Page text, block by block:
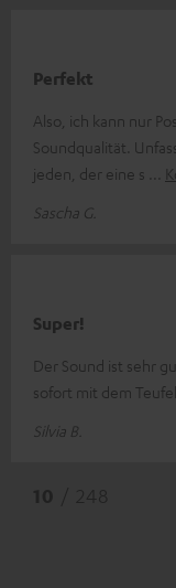
Perfekt
Also, ich kann nur
Soundqualität.
jeden, der eine s
Sascha G.
Super!
Der Sound ist sehr
sofort mit dem
Silvia B.